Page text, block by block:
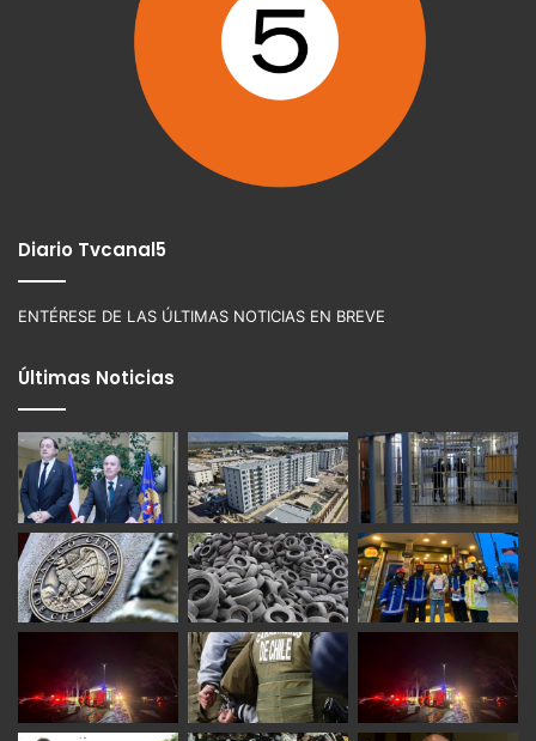
Diario Tvcanal5
ENTÉRESE DE LAS ÚLTIMAS NOTICIAS EN BREVE
Últimas Noticias